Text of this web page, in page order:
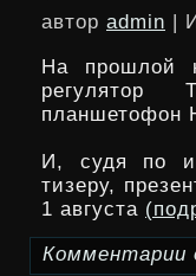
автор admin |
На прошлой
регулятор
планшетофон
И, судя по
тизеру,
1 августа
Комментарии